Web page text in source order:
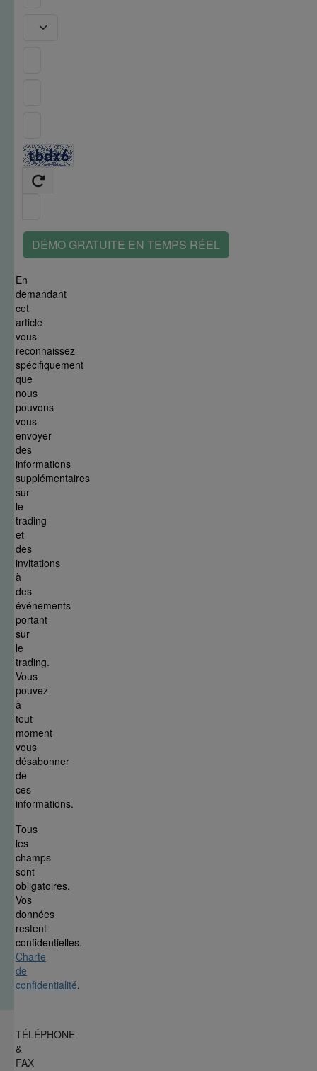
DÉMO GRATUITE EN TEMPS RÉEL
En
demandant
cet
article
vous
reconnaissez
spécifiquement
que
nous
pouvons
vous
envoyer
des
informations
supplémentaires
sur
le
trading
et
des
invitations
à
des
événements
portant
sur
le
trading.
Vous
pouvez
à
tout
moment
vous
désabonner
de
ces
informations.
Tous
les
champs
sont
obligatoires.
Vos
données
restent
confidentielles.
Charte
de
confidentialité.
TÉLÉPHONE
&
FAX